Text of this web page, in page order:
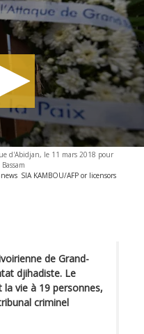
d'Abidjan, le 11 mars 2018 pour
SIA KAMBOU/AFP or licensors
de Grand-
djihadiste. Le
vie à 19 personnes,
criminel